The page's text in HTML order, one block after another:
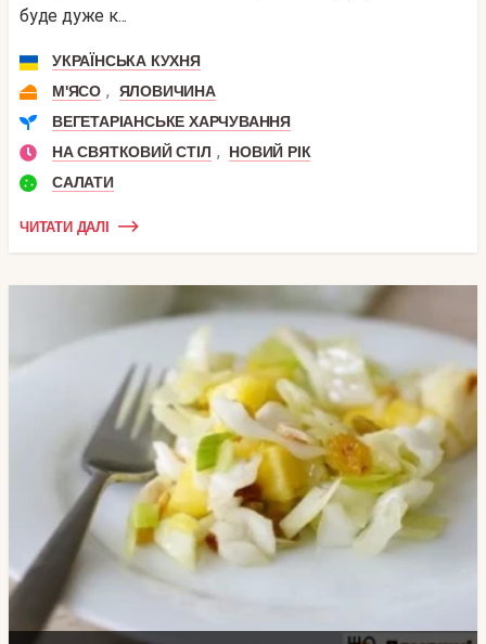
буде дуже к...
УКРАЇНСЬКА КУХНЯ
М'ЯСО ,
ЯЛОВИЧИНА
ВЕГЕТАРІАНСЬКЕ ХАРЧУВАННЯ
НА СВЯТКОВИЙ СТІЛ ,
НОВИЙ РІК
САЛАТИ
ЧИТАТИ ДАЛІ